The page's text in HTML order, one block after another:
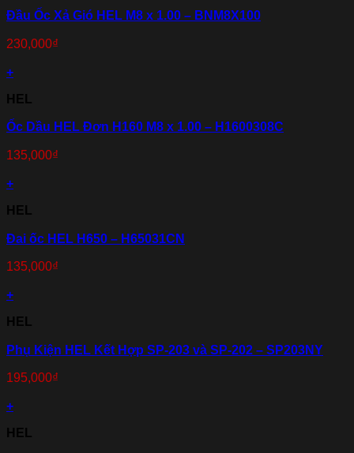
Đầu Ốc Xả Gió HEL M8 x 1.00 – BNM8X100
230,000₫
+
HEL
Ốc Dầu HEL Đơn H160 M8 x 1.00 – H1600308C
135,000₫
+
HEL
Đai ốc HEL H650 – H65031CN
135,000₫
+
HEL
Phụ Kiện HEL Kết Hợp SP-203 và SP-202 – SP203NY
195,000₫
+
HEL